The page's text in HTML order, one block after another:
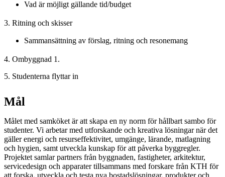
Vad är möjligt gällande tid/budget
3. Ritning och skisser
Sammansättning av förslag, ritning och resonemang
4. Ombyggnad 1.
5. Studenterna flyttar in
Mål
Målet med samköket är att skapa en ny norm för hållbart sambo för
studenter. Vi arbetar med utforskande och kreativa lösningar när det
gäller energi och resurseffektivitet, umgänge, lärande, matlagning
och hygien, samt utveckla kunskap för att påverka byggregler.
Projektet samlar partners från byggnaden, fastigheter, arkitektur,
servicedesign och apparater tillsammans med forskare från KTH för
att forska, utveckla och testa nya bostadslösningar, produkter och